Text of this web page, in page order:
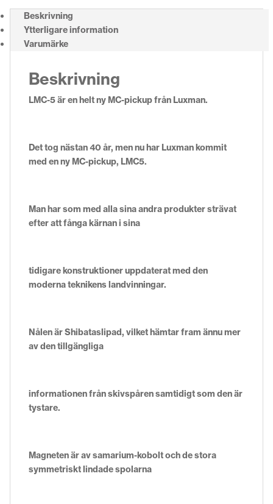
Beskrivning
Ytterligare information
Varumärke
Beskrivning
LMC-5 är en helt ny MC-pickup från Luxman.
Det tog nästan 40 år, men nu har Luxman kommit
med en ny MC-pickup, LMC5.
Man har som med alla sina andra produkter strävat
efter att fånga kärnan i sina
tidigare konstruktioner uppdaterat med den
moderna teknikens landvinningar.
Nålen är Shibataslipad, vilket hämtar fram ännu mer
av den tillgängliga
informationen från skivspåren samtidigt som den är
tystare.
Magneten är av samarium-kobolt och de stora
symmetriskt lindade spolarna